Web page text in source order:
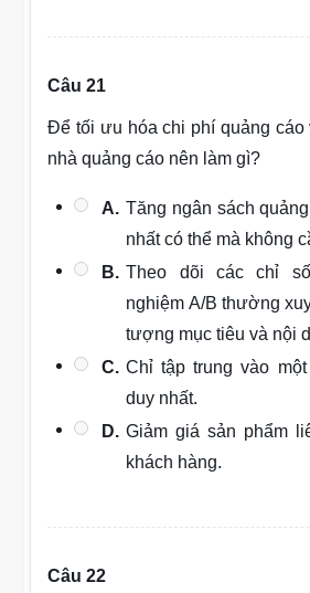
Câu 21
Để tối ưu hóa chi phí quảng cáo
nhà quảng cáo nên làm gì?
A. Tăng ngân sách
nhất có thể mà không
B. Theo dõi các chỉ
nghiệm A/B thường
tượng mục tiêu và nội
C. Chỉ tập trung vào
duy nhất.
D. Giảm giá sản phẩm
khách hàng.
Câu 22